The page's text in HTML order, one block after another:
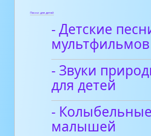
Песни для детей
- Детские
мультфильмов
- Звуки
для детей
-
малышей